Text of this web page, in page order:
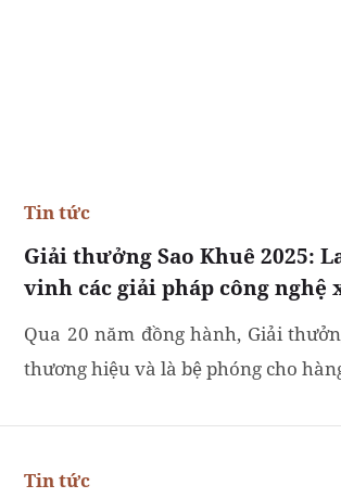
Giải thưởng Sao Khuê 2025:
vinh các giải pháp công nghệ
Tin tức
Qua 20 năm đồng hành, Giải
thương hiệu và là bệ phóng cho
Tin tức